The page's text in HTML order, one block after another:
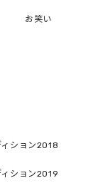
お笑い
ション2018
ション2019